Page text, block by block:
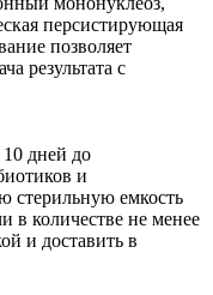
персистирующая
позволяет
результата с
дней до
и
стерильную емкость
в количестве не менее
и доставить в